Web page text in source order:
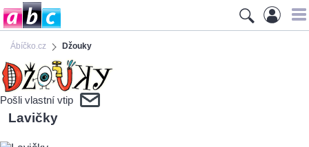
Ábíčko.cz Džouky
Pošli vlastní vtip
Lavičky